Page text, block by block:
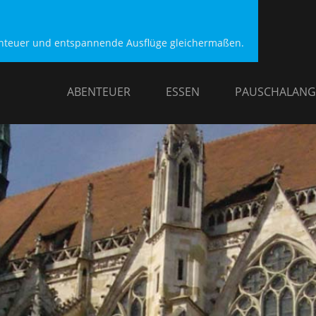
und entspannende Ausflüge gleichermaßen.
ABENTEUER ESSEN